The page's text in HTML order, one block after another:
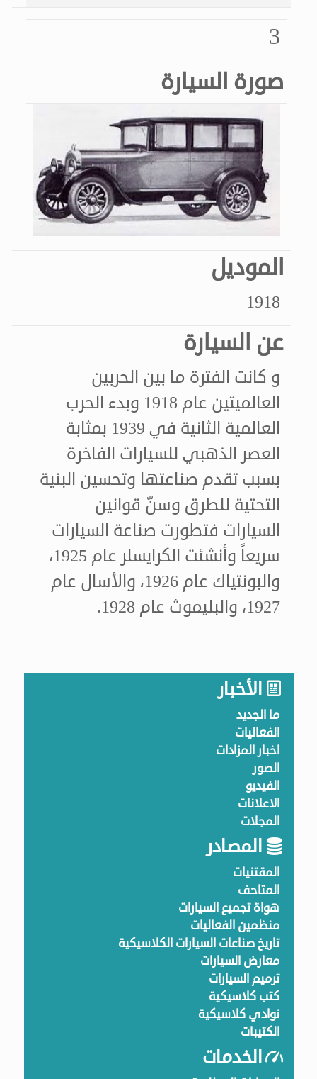
3
صورة السيارة
الموديل
1918
عن السيارة
و كانت الفترة ما بين الحربين
العالميتين عام 1918 وبدء الحرب
العالمية الثانية في 1939 بمثابة
العصر الذهبي للسيارات الفاخرة
بسبب تقدم صناعتها وتحسين البنية
التحتية للطرق وسنّ قوانين
السيارات فتطورت صناعة السيارات
سريعاً وأنشئت الكرايسلر عام 1925،
والبونتياك عام 1926، والأسال عام
1927، والبليموث عام 1928.
الأخبار
ما الجديد
الفعاليات
اخبار المزادات
الصور
الفيديو
الاعلانات
المجلات
المصادر
المقتنيات
المتاحف
هواة تجميع السيارات
منظمين الفعاليات
تاريخ صناعات السيارات الكلاسيكية
معارض السيارات
ترميم السيارات
كتب كلاسيكية
نوادي كلاسيكية
الكتيبات
الخدمات